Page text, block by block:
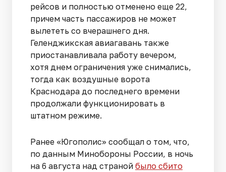
рейсов и полностью отменено еще 22,
причем часть пассажиров не может
вылететь со вчерашнего дня.
Геленджикская авиагавань также
приостанавливала работу вечером,
хотя днем ограничения уже снимались,
тогда как воздушные ворота
Краснодара до последнего времени
продолжали функционировать в
штатном режиме.
Ранее «Югополис» сообщал о том, что,
по данным Минобороны России, в ночь
на 6 августа над страной было сбито